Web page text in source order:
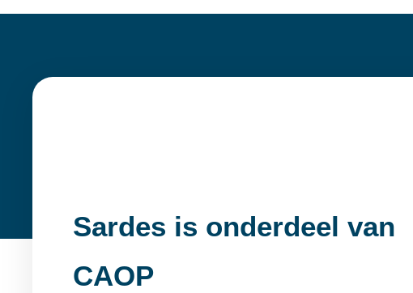
Sardes is onderdeel van
CAOP